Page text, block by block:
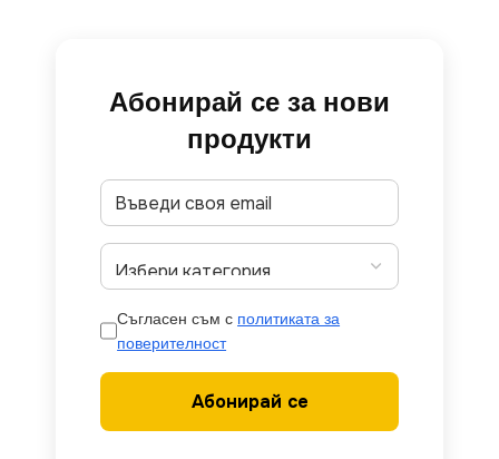
Абонирай се за нови
продукти
Съгласен съм с политиката за
поверителност
Абонирай се